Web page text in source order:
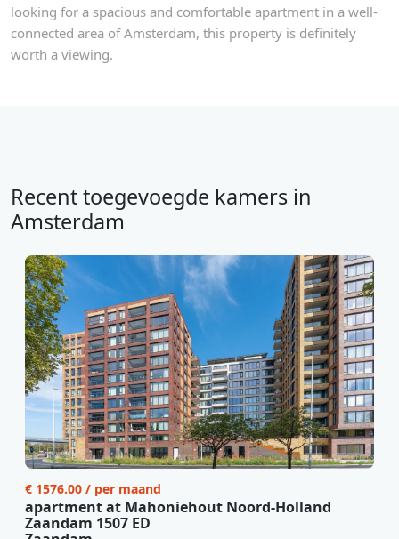
looking for a spacious and comfortable apartment in a well-
connected area of Amsterdam, this property is definitely
worth a viewing.
Recent toegevoegde kamers in
Amsterdam
€ 1576.00 / per maand
apartment at Mahoniehout Noord-Holland
Zaandam 1507 ED